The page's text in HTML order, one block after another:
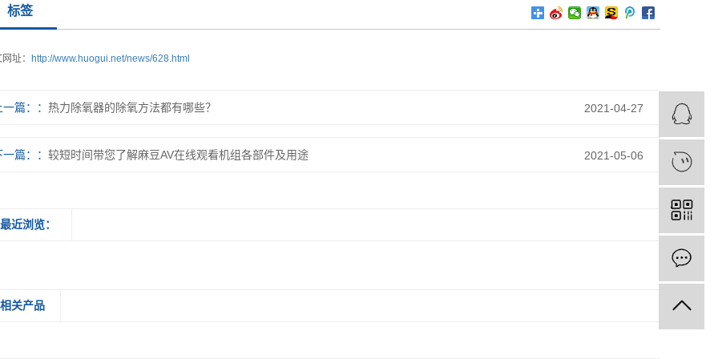
标签
址： http://www.huogui.net/news/628.html
篇： 热力除氧器的除氧方法都有哪些？ 2021-04-27
篇： 较短时间带您了解麻豆AV在线观看机组各部件及用途 2021-05-06
最近浏览：
相关产品